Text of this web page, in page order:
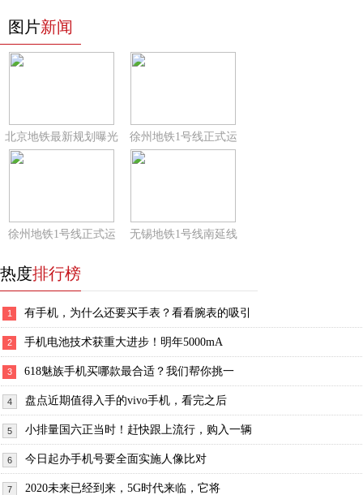
图片新闻
北京地铁最新规划曝光 徐州地铁1号线正式运
徐州地铁1号线正式运 无锡地铁1号线南延线
热度排行榜
1 有手机，为什么还要买手表？看看腕表的吸引
2 手机电池技术获重大进步！明年5000mA
3 618魅族手机买哪款最合适？我们帮你挑一
4 盘点近期值得入手的vivo手机，看完之后
5 小排量国六正当时！赶快跟上流行，购入一辆
6 今日起办手机号要全面实施人像比对
7 2020未来已经到来，5G时代来临，它将